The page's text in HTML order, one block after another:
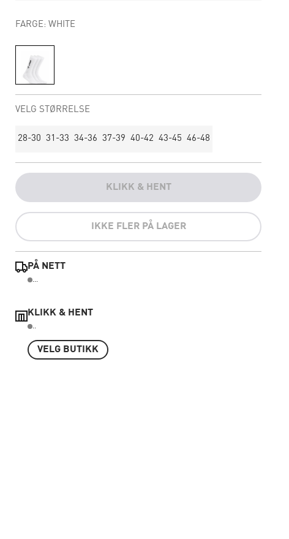
FARGE: WHITE
VELG STØRRELSE
28-30 31-33 34-36 37-39 40-42 43-45 46-48
KLIKK & HENT
IKKE FLER PÅ LAGER
PÅ NETT
...
KLIKK & HENT
..
VELG BUTIKK